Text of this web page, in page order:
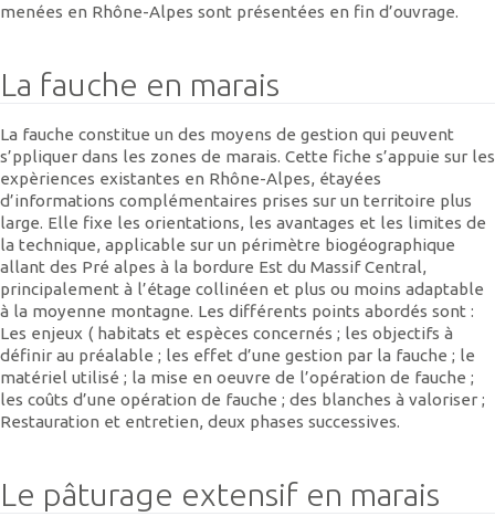
menées en Rhône-Alpes sont présentées en fin d’ouvrage.
La fauche en marais
La fauche constitue un des moyens de gestion qui peuvent
s’ppliquer dans les zones de marais. Cette fiche s’appuie sur les
expèriences existantes en Rhône-Alpes, étayées
d’informations complémentaires prises sur un territoire plus
large. Elle fixe les orientations, les avantages et les limites de
la technique, applicable sur un périmètre biogéographique
allant des Pré alpes à la bordure Est du Massif Central,
principalement à l’étage collinéen et plus ou moins adaptable
à la moyenne montagne. Les différents points abordés sont :
Les enjeux ( habitats et espèces concernés ; les objectifs à
définir au préalable ; les effet d’une gestion par la fauche ; le
matériel utilisé ; la mise en oeuvre de l’opération de fauche ;
les coûts d’une opération de fauche ; des blanches à valoriser ;
Restauration et entretien, deux phases successives.
Le pâturage extensif en marais